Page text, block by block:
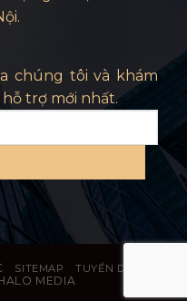
chúng tôi và khám
hỗ trợ mới nhất.
SITEMAP TUYỂN DỤNG
MEDIA